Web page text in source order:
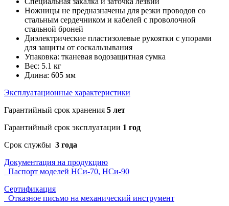
Ножницы не предназначены для резки проводов со
стальным сердечником и кабелей с проволочной
стальной броней
Диэлектрические пластизолевые рукоятки с упорами
для защиты от соскальзывания
Упаковка: тканевая водозащитная сумка
Вес: 5.1 кг
Длина: 605 мм
Эксплуатационные характеристики
Гарантийный срок хранения 5 лет
Гарантийный срок эксплуатации 1 год
Срок службы 3 года
Документация на продукцию
Паспорт моделей НСи-70, НСи-90
Сертификация
Отказное письмо на механический инструмент